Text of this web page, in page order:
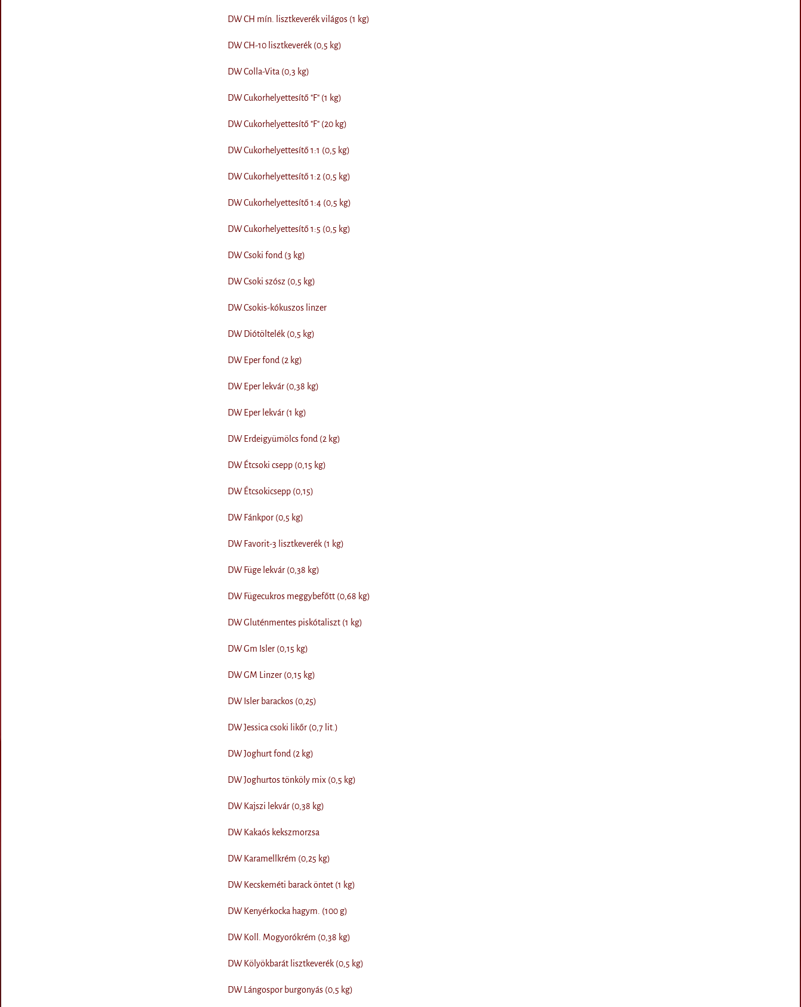
DW CH mín. lisztkeverék világos (1 kg)
DW CH-10 lisztkeverék (0,5 kg)
DW Colla-Vita (0,3 kg)
DW Cukorhelyettesítő "F" (1 kg)
DW Cukorhelyettesítő "F" (20 kg)
DW Cukorhelyettesítő 1:1 (0,5 kg)
DW Cukorhelyettesítő 1:2 (0,5 kg)
DW Cukorhelyettesítő 1:4 (0,5 kg)
DW Cukorhelyettesítő 1:5 (0,5 kg)
DW Csoki fond (3 kg)
DW Csoki szósz (0,5 kg)
DW Csokis-kókuszos linzer
DW Diótöltelék (0,5 kg)
DW Eper fond (2 kg)
DW Eper lekvár (0,38 kg)
DW Eper lekvár (1 kg)
DW Erdeigyümölcs fond (2 kg)
DW Étcsoki csepp (0,15 kg)
DW Étcsokicsepp (0,15)
DW Fánkpor (0,5 kg)
DW Favorit-3 lisztkeverék (1 kg)
DW Füge lekvár (0,38 kg)
DW Fügecukros meggybefőtt (0,68 kg)
DW Gluténmentes piskótaliszt (1 kg)
DW Gm Isler (0,15 kg)
DW GM Linzer (0,15 kg)
DW Isler barackos (0,25)
DW Jessica csoki likőr (0,7 lit.)
DW Joghurt fond (2 kg)
DW Joghurtos tönköly mix (0,5 kg)
DW Kajszi lekvár (0,38 kg)
DW Kakaós kekszmorzsa
DW Karamellkrém (0,25 kg)
DW Kecskeméti barack öntet (1 kg)
DW Kenyérkocka hagym. (100 g)
DW Koll. Mogyorókrém (0,38 kg)
DW Kölyökbarát lisztkeverék (0,5 kg)
DW Lángospor burgonyás (0,5 kg)